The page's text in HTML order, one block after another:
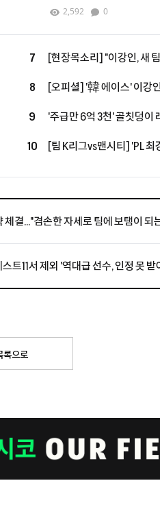
커미셔너로 선임
2,592 0
7
[현장목소리] "이강인, 새
8
[오피셜] '韓 에이스' 이강
발탁
9
'주급만 6억 3천' 골칫덩이
10
[팀 K리그vs맨시티] 'PL 최
결..."겸손한 자세로 팀에 보탬이 되
트11서 제외 '역대급 선수, 인정 못 받
록으로